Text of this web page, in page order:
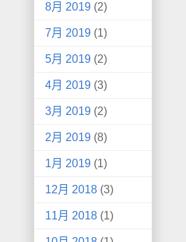
8月 2019 (2)
7月 2019 (1)
5月 2019 (2)
4月 2019 (3)
3月 2019 (2)
2月 2019 (8)
1月 2019 (1)
12月 2018 (3)
11月 2018 (1)